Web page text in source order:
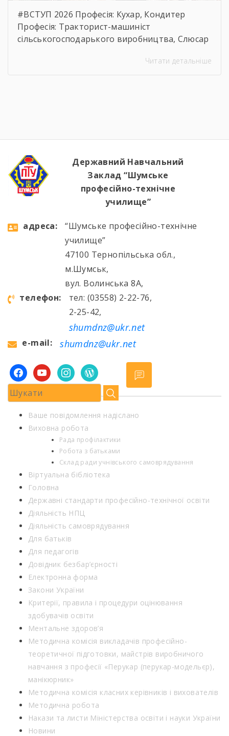
#ВСТУП 2026 Професія: Кухар, Кондитер
Професія: Тракторист-машиніст
сільськогосподарького виробництва, Слюсар
устаткування, водій автотранспортних
Читати детальніше
Державний Навчальний
Заклад “Шумське
професійно-технічне
училище”
aдресa:
“Шумське професійно-технічне
училище”
47100 Тернопільська обл.,
м.Шумськ,
вул. Волинська 8А,
телефон:
тел: (03558) 2-22-76,
2-25-42,
shumdnz@ukr.net
e-mail: shumdnz@ukr.net
facebookyoutubeinstagramwordpress
Ваше повідомлення надіслано
Виховна робота
Рада профілактики
Робота з батьками
Склад ради учнівського самоврядування
Віртуальна бібліотека
Головна
Державні стандарти професійно-технічної освіти
Діяльність НПЦ
Діяльність самоврядування
Для батьків
Для педагогів
Довідник безбар’єрності
Електронна форма
Закони України
Критерії, правила і процедури оцінювання
здобувачів освіти
Ментальне здоров’я
Методична комісія викладачів професійно-
теоретичної підготовки, майстрів виробничого
навчання з професії «Перукар (перукар-модельєр),
манікюрник»
Методична комісія класних керівників і вихователів
Методична робота
Накази та листи Міністерства освіти і науки України
Новини